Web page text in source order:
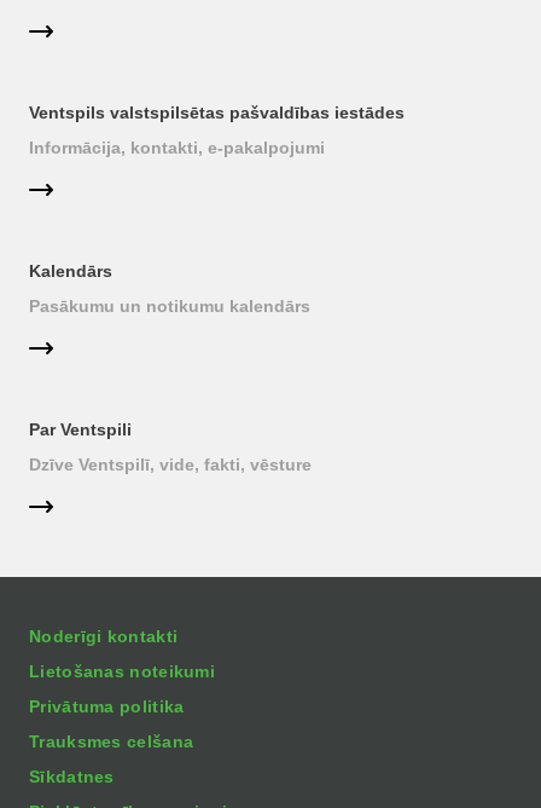
Ventspils valstspilsētas pašvaldības iestādes
Informācija, kontakti, e-pakalpojumi
Kalendārs
Pasākumu un notikumu kalendārs
Par Ventspili
Dzīve Ventspilī, vide, fakti, vēsture
Noderīgi kontakti
Lietošanas noteikumi
Privātuma politika
Trauksmes celšana
Sīkdatnes